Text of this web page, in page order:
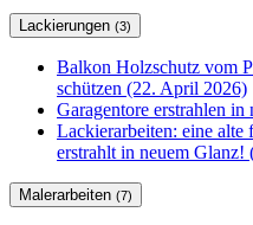
Lackierungen (3)
Balkon Holzschutz vom
schützen (22. April 2026)
Garagentore erstrahlen
Lackierarbeiten: eine alte
erstrahlt in neuem Glanz!
Malerarbeiten (7)